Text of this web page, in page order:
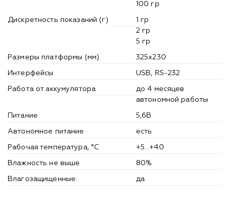
100 гр
Дискретность показаний (г)
1 гр
2 гр
5 гр
Размеры платформы (мм) 325x230
Интерфейсы USB, RS-232
Работа от аккумулятора
до 4 месяцев
автономной работы
Питание 5,6В
Автономное питание есть
Рабочая температура, °С +5…+40
Влажность не выше 80%
Влагозащищенные: да